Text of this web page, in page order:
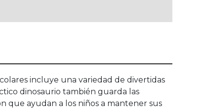
incluye una variedad de divertidas
dinosaurio también guarda las
que ayudan a los niños a mantener sus